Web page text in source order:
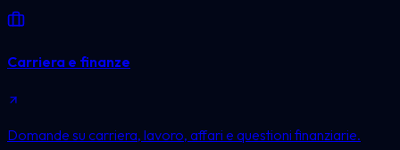
Carriera e finanze
Domande su carriera, lavoro, affari e questioni finanziarie.